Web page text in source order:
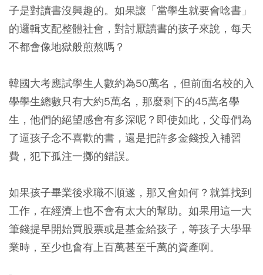
子是對讀書沒興趣的。如果讓「當學生就要會唸書」
的邏輯支配整體社會，對討厭讀書的孩子來說，每天
不都會像地獄般煎熬嗎？
韓國大考應試學生人數約為50萬名，但前面名校的入
學學生總數只有大約5萬名，那麼剩下的45萬名學
生，他們的絕望感會有多深呢？即使如此，父母們為
了逼孩子念不喜歡的書，還是把許多金錢投入補習
費，犯下孤注一擲的錯誤。
如果孩子畢業後求職不順遂，那又會如何？就算找到
工作，在經濟上也不會有太大的幫助。如果用這一大
筆錢提早開始買股票或是基金給孩子，等孩子大學畢
業時，至少也會有上百萬甚至千萬的資產啊。